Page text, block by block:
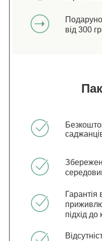
від 300
Гарантія
підхід